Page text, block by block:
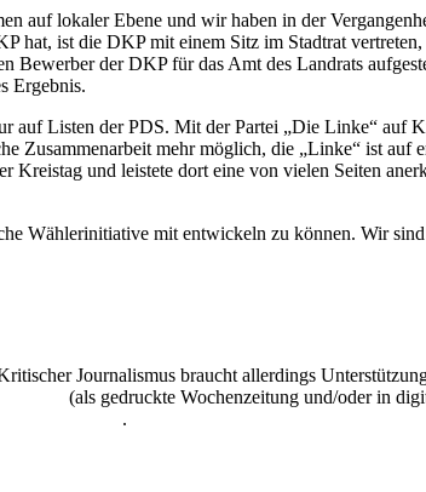
auf lokaler Ebene und wir haben in der
hat, ist die DKP mit einem Sitz im Stadtrat
Bewerber der DKP für das Amt des Landrats
Ergebnis.
Listen der PDS. Mit der Partei „Die Linke“ auf
Zusammenarbeit mehr möglich, die „Linke“ ist auf
und leistete dort eine von vielen Seiten
Wählerinitiative mit entwickeln zu können. Wir
Journalismus braucht allerdings
(als gedruckte Wochenzeitung und/oder in
.